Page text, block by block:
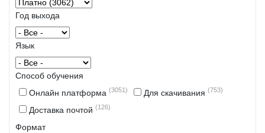
Год выхода
Язык
Способ обучения
Онлайн платформа (3051) Для скачивания (753)
Доставка почтой (126)
Формат